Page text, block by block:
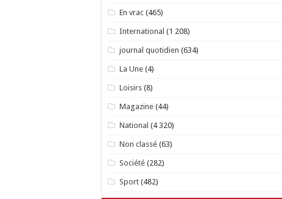
En vrac(465)
International (1 208)
journal quotidien (634)
La Une(4)
Loisirs(8)
Magazine(44)
National (4 320)
Non classé(63)
Société(282)
Sport(482)